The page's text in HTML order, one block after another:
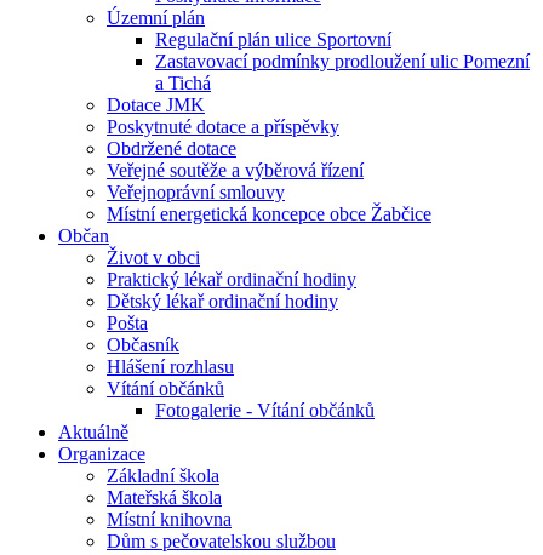
Územní plán
Regulační plán ulice Sportovní
Zastavovací podmínky prodloužení ulic Pomezní
a Tichá
Dotace JMK
Poskytnuté dotace a příspěvky
Obdržené dotace
Veřejné soutěže a výběrová řízení
Veřejnoprávní smlouvy
Místní energetická koncepce obce Žabčice
Občan
Život v obci
Praktický lékař ordinační hodiny
Dětský lékař ordinační hodiny
Pošta
Občasník
Hlášení rozhlasu
Vítání občánků
Fotogalerie - Vítání občánků
Aktuálně
Organizace
Základní škola
Mateřská škola
Místní knihovna
Dům s pečovatelskou službou